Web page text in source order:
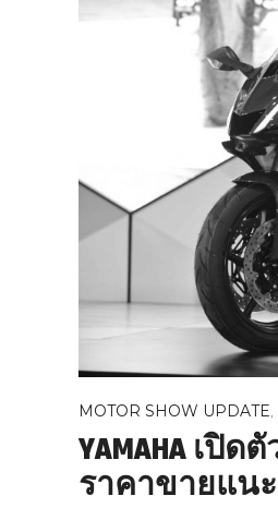
MOTOR SHOW UPDATE,
YAMAHA เปิด
ราคาขายแน